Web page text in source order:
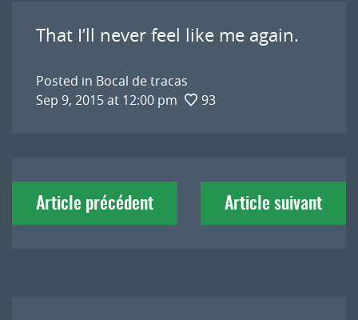
That I’ll never feel like me again.
Posted in Bocal de tracas
Sep 9, 2015 at 12:00 pm
93
Navigation
deArticle précédent Article suivant